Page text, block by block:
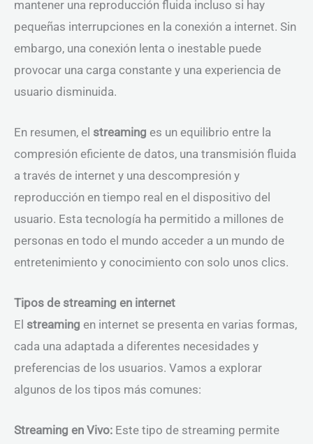
mantener una reproducción fluida incluso si hay
pequeñas interrupciones en la conexión a internet. Sin
embargo, una conexión lenta o inestable puede
provocar una carga constante y una experiencia de
usuario disminuida.
En resumen, el streaming es un equilibrio entre la
compresión eficiente de datos, una transmisión fluida
a través de internet y una descompresión y
reproducción en tiempo real en el dispositivo del
usuario. Esta tecnología ha permitido a millones de
personas en todo el mundo acceder a un mundo de
entretenimiento y conocimiento con solo unos clics.
Tipos de streaming en internet
El streaming en internet se presenta en varias formas,
cada una adaptada a diferentes necesidades y
preferencias de los usuarios. Vamos a explorar
algunos de los tipos más comunes:
Streaming en Vivo: Este tipo de streaming permite